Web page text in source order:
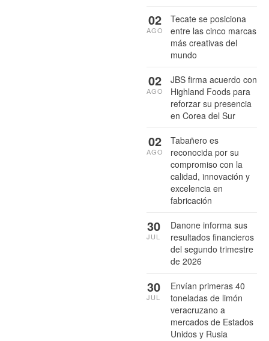
Tecate se posiciona
entre las cinco marcas
más creativas del
mundo
02
AGO
JBS firma acuerdo con
Highland Foods para
reforzar su presencia
en Corea del Sur
02
AGO
Tabañero es
reconocida por su
compromiso con la
calidad, innovación y
excelencia en
fabricación
02
AGO
Danone informa sus
resultados financieros
del segundo trimestre
de 2026
30
JUL
Envían primeras 40
toneladas de limón
veracruzano a
mercados de Estados
Unidos y Rusia
30
JUL